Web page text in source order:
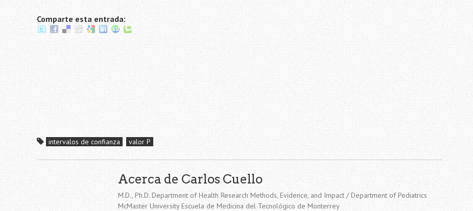
Comparte esta entrada:
intervalos de confianza valor P
Acerca de Carlos Cuello
M.D., Ph.D. Department of Health Research Methods, Evidence, and Impact / Department of Pediatrics
McMaster University Escuela de Medicina del Tecnológico de Monterrey